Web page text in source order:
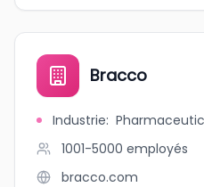
Bracco
Industrie:
1001-5000 employés
bracco.com